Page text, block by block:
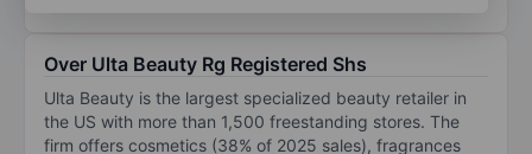
Over Ulta Beauty Rg Registered Shs
Ulta Beauty is the largest specialized beauty retailer in
the US with more than 1,500 freestanding stores. The
firm offers cosmetics (38% of 2025 sales), fragrances